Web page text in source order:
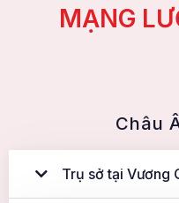
MẠNG
Châu
Trụ sở tại Vương